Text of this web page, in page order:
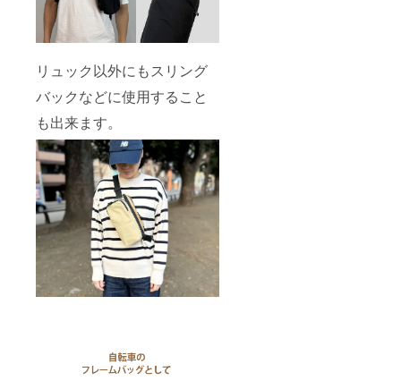
リュック以外にもスリング
バックなどに使用すること
も出来ます。